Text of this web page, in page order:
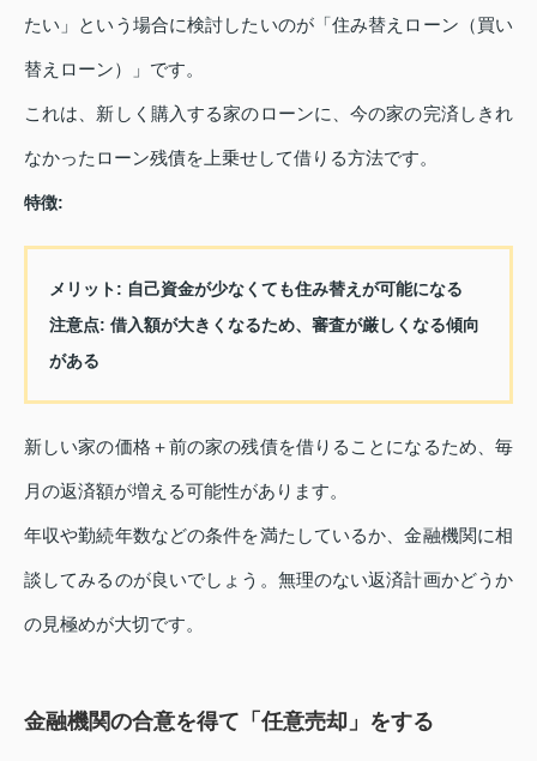
たい」という場合に検討したいのが「住み替えローン（買い
替えローン）」です。
これは、新しく購入する家のローンに、今の家の完済しきれ
なかったローン残債を上乗せして借りる方法です。
特徴:
メリット: 自己資金が少なくても住み替えが可能になる
注意点: 借入額が大きくなるため、審査が厳しくなる傾向
がある
新しい家の価格＋前の家の残債を借りることになるため、毎
月の返済額が増える可能性があります。
年収や勤続年数などの条件を満たしているか、金融機関に相
談してみるのが良いでしょう。無理のない返済計画かどうか
の見極めが大切です。
金融機関の合意を得て「任意売却」をする